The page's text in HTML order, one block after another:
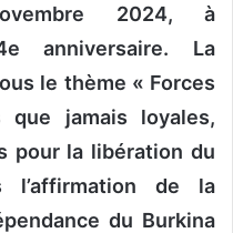
2024, à
anniversaire. La
le thème « Forces
que jamais loyales,
pour la libération du
l’affirmation de la
du Burkina